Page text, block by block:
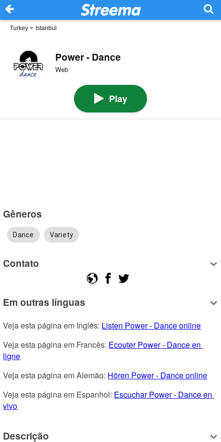
Turkey > Istanbul
Power - Dance
Web
Play
Gêneros
Dance Variety
Contato
Em outras línguas
Veja esta página em Inglês: Listen Power - Dance online
Veja esta página em Francês: Ecouter Power - Dance en
ligne
Veja esta página em Alemão: Hören Power - Dance online
Veja esta página em Espanhol: Escuchar Power - Dance en
vivo
Descrição